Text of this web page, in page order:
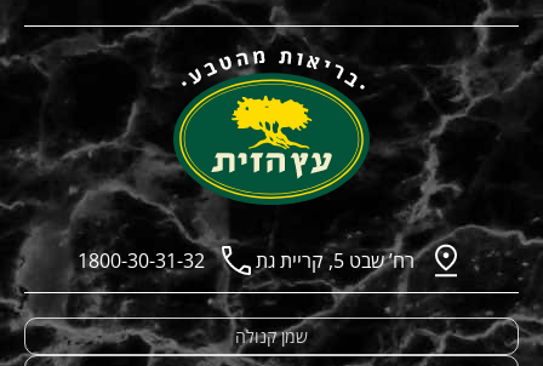
רח’ שבט 5, קריית גת 1800-30-31-32
שמן קנולה